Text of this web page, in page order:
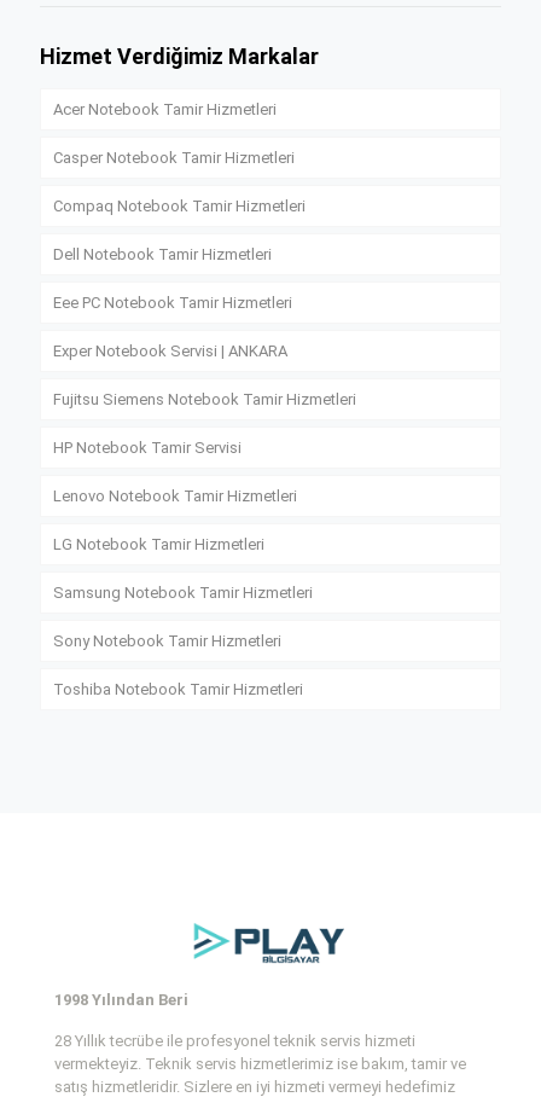
Hizmet Verdiğimiz Markalar
Acer Notebook Tamir Hizmetleri
Casper Notebook Tamir Hizmetleri
Compaq Notebook Tamir Hizmetleri
Dell Notebook Tamir Hizmetleri
Eee PC Notebook Tamir Hizmetleri
Exper Notebook Servisi | ANKARA
Fujitsu Siemens Notebook Tamir Hizmetleri
HP Notebook Tamir Servisi
Lenovo Notebook Tamir Hizmetleri
LG Notebook Tamir Hizmetleri
Samsung Notebook Tamir Hizmetleri
Sony Notebook Tamir Hizmetleri
Toshiba Notebook Tamir Hizmetleri
1998 Yılından Beri
28 Yıllık tecrübe ile profesyonel teknik servis hizmeti
vermekteyiz. Teknik servis hizmetlerimiz ise bakım, tamir ve
satış hizmetleridir. Sizlere en iyi hizmeti vermeyi hedefimiz